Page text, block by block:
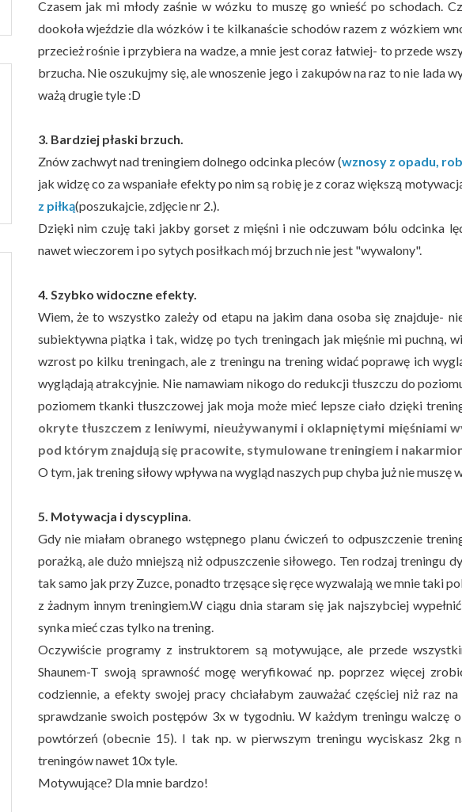
Czasem jak mi młody zaśnie w wózku to muszę go wnieść po schodach.
dookoła wjeździe dla wózków i te kilkanaście schodów razem z wózkiem
przecież rośnie i przybiera na wadze, a mnie jest coraz łatwiej- to przede
brzucha. Nie oszukujmy się, ale wnoszenie jego i zakupów na raz to nie lada
ważą drugie tyle :D
3. Bardziej płaski brzuch.
Znów zachwyt nad treningiem dolnego odcinka pleców (wznosy z opadu,
jak widzę co za wspaniałe efekty po nim są robię je z coraz większą
z piłką(poszukajcie, zdjęcie nr 2.).
Dzięki nim czuję taki jakby gorset z mięśni i nie odczuwam bólu odcinka
nawet wieczorem i po sytych posiłkach mój brzuch nie jest "wywalony".
4. Szybko widoczne efekty.
Wiem, że to wszystko zależy od etapu na jakim dana osoba się znajduje-
subiektywna piątka i tak, widzę po tych treningach jak mięśnie mi puchną,
wzrost po kilku treningach, ale z treningu na trening widać poprawę ich
wyglądają atrakcyjnie. Nie namawiam nikogo do redukcji tłuszczu do
poziomem tkanki tłuszczowej jak moja może mieć lepsze ciało dzięki
okryte tłuszczem z leniwymi, nieużywanymi i oklapniętymi mięśniami
pod którym znajdują się pracowite, stymulowane treningiem i
O tym, jak trening siłowy wpływa na wygląd naszych pup chyba już nie muszę
5. Motywacja idyscyplina.
Gdy nie miałam obranego wstępnego planu ćwiczeń to odpuszczenie
porażką, ale dużo mniejszą niż odpuszczenie siłowego. Ten rodzaj treningu
tak samo jak przy Zuzce, ponadto trzęsące się ręce wyzwalają we mnie taki
z żadnym innym treningiem.W ciągu dnia staram się jak najszybciej
synka mieć czas tylko na trening.
Oczywiście programy z instruktorem są motywujące, ale przede
Shaunem-T swoją sprawność mogę weryfikować np. poprzez więcej
codziennie, a efekty swojej pracy chciałabym zauważać częściej niż raz
sprawdzanie swoich postępów 3x w tygodniu. W każdym treningu walczę
powtórzeń (obecnie 15). I tak np. w pierwszym treningu wyciskasz 2kg
treningów nawet 10x tyle.
Motywujące? Dla mnie bardzo!